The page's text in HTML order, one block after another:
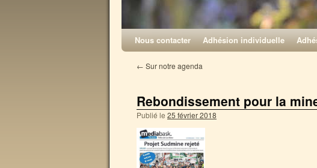
Nous contacter Adhésion individuelle
← Sur notre agenda
Rebondissement pour la
Publié le 25 février 2018